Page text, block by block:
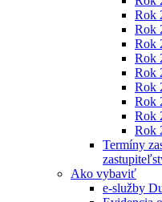
Rok
Rok
Rok
Rok
Rok
Rok
Rok
Rok
Rok
Termíny
Ako vybaviť
e-služby